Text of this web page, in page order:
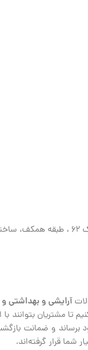
آرایشی و بهداشتی
تا مشتریان
و ضمانت
قرار گرفته‌اند.